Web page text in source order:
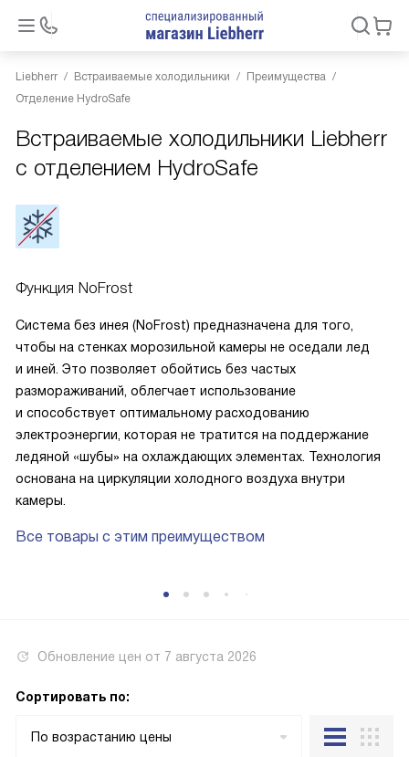
Liebherr Встраиваемые холодильники
Преимущества
Отделение HydroSafe
Встраиваемые холодильники Liebherr
с отделением HydroSafe
Функция NoFrost
Система без инея (NoFrost) предназначена для того,
чтобы на стенках морозильной камеры не оседали лед
и иней. Это позволяет обойтись без частых
размораживаний, облегчает использование
и способствует оптимальному расходованию
электроэнергии, которая не тратится на поддержание
ледяной «шубы» на охлаждающих элементах. Технология
основана на циркуляции холодного воздуха внутри
камеры.
Все товары с этим преимуществом
Обновление цен от 7 августа 2026
Сортировать по:
По возрастанию цены